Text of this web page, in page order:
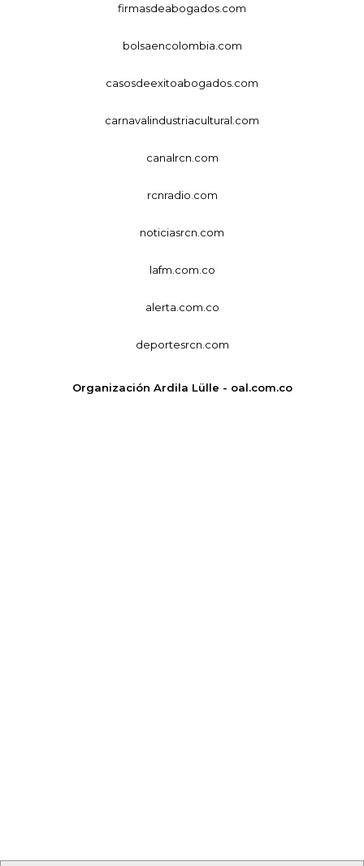
firmasdeabogados.com
bolsaencolombia.com
casosdeexitoabogados.com
carnavalindustriacultural.com
canalrcn.com
rcnradio.com
noticiasrcn.com
lafm.com.co
alerta.com.co
deportesrcn.com
Organización Ardila Lülle - oal.com.co